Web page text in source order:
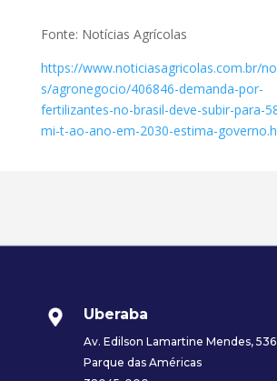
Fonte: Notícias Agrícolas
https://www.noticiasagricolas.com.br/
s/agronegocio/406846-demanda-por-
fertilizantes-no-brasil-deve-subir-para-
mi-t-ao-ano-em-2030-estima-
Uberaba
Av. Edilson Lamartine Mendes, 536
Parque das Américas